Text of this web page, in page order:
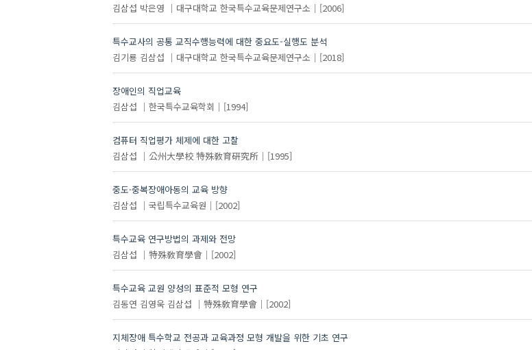
김삼섭 박은영 대구대학교 한국특수교육문제연구소 [2006]
특수교사의 공통 교직수행능력에 대한 중요도-실행도 분석
김기룡 김삼섭 대구대학교 한국특수교육문제연구소 [2018]
장애인의 직업교육
김삼섭
한국특수교육학회 [1994]
컴퓨터 직업평가 체제에 대한 고찰
김삼섭
公州大學校 特殊敎育硏究所 [1995]
중도·중복장애아동의 교육 방향
김삼섭
국립특수교육원 [2002]
특수교육 연구방법의 과제와 전망
김삼섭
特殊敎育學會 [2002]
특수교육 교원 양성의 표준적 모형 연구
김동연 김영욱 김삼섭 特殊敎育學會 [2002]
지체장애 특수학교 전공과 교육과정 모형 개발을 위한 기초 연구